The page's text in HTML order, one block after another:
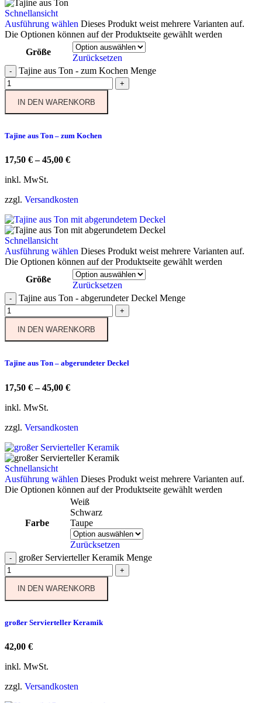
Schnellansicht
Ausführung wählen Dieses Produkt weist mehrere Varianten auf.
Die Optionen können auf der Produktseite gewählt werden
Größe
Zurücksetzen
- Tajine aus Ton - zum Kochen Menge
+
IN DEN WARENKORB
Tajine aus Ton – zum Kochen
17,50 €–45,00 €
inkl. MwSt.
zzgl. Versandkosten
Schnellansicht
Ausführung wählen Dieses Produkt weist mehrere Varianten auf.
Die Optionen können auf der Produktseite gewählt werden
Größe
Zurücksetzen
- Tajine aus Ton - abgerundeter Deckel Menge
+
IN DEN WARENKORB
Tajine aus Ton – abgerundeter Deckel
17,50 €–45,00 €
inkl. MwSt.
zzgl. Versandkosten
Schnellansicht
Ausführung wählen Dieses Produkt weist mehrere Varianten auf.
Die Optionen können auf der Produktseite gewählt werden
Farbe
Weiß
Schwarz
Taupe
Zurücksetzen
- großer Servierteller Keramik Menge
+
IN DEN WARENKORB
großer Servierteller Keramik
42,00 €
inkl. MwSt.
zzgl. Versandkosten